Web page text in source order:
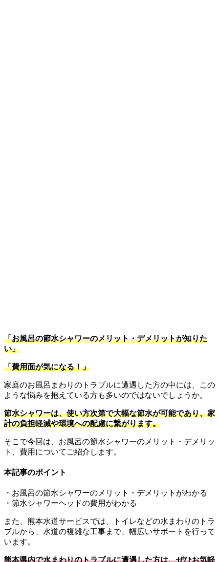
「お風呂の節水シャワーのメリット・デメリットが知りた
い」
「費用面が気になる！」
家庭のお風呂まわりのトラブルに遭遇した方の中には、この
ような悩みを抱えている方も多いのではないでしょうか。
節水シャワーは、使い方次第で大幅な節水が可能であり、家
計の負担軽減や環境への配慮に繋がります。
そこで今回は、お風呂の節水シャワーのメリット・デメリッ
ト、費用についてご紹介します。
本記事のポイント
・お風呂の節水シャワーのメリット・デメリットがわかる
・節水シャワーヘッドの費用がわかる
また、熊本水道サービスでは、トイレなどの水まわりのトラ
ブルから、水道の複雑な工事まで、幅広いサポートを行って
います。
熊本県内で水まわりのトラブルに遭遇した方は、ぜひお気軽